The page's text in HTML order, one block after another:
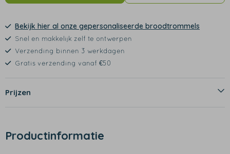
Bekijk hier al onze gepersonaliseerde broodtrommels
Snel en makkelijk zelf te ontwerpen
Verzending binnen 3 werkdagen
Gratis verzending vanaf €50
Prijzen
Productinformatie